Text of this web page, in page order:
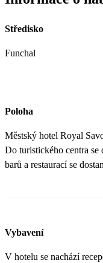
Středisko
Funchal
Poloha
Městský hotel Royal
Do turistického centra se
barů a restaurací se
Vybavení
V hotelu se nachází